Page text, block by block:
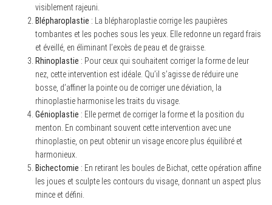
visiblement rajeuni.
Blépharoplastie : La blépharoplastie corrige les paupières
tombantes et les poches sous les yeux. Elle redonne un regard frais
et éveillé, en éliminant l’excès de peau et de graisse.
Rhinoplastie : Pour ceux qui souhaitent corriger la forme de leur
nez, cette intervention est idéale. Qu’il s’agisse de réduire une
bosse, d’affiner la pointe ou de corriger une déviation, la
rhinoplastie harmonise les traits du visage.
Génioplastie : Elle permet de corriger la forme et la position du
menton. En combinant souvent cette intervention avec une
rhinoplastie, on peut obtenir un visage encore plus équilibré et
harmonieux.
Bichectomie : En retirant les boules de Bichat, cette opération affine
les joues et sculpte les contours du visage, donnant un aspect plus
mince et défini.